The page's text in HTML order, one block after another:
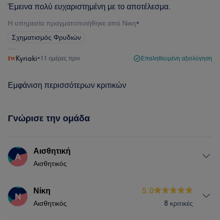
Έμεινα πολύ ευχαριστημένη με το αποτέλεσμα.
Η υπηρεσία πραγματοποιήθηκε από Νικη•
Σχηματισμός Φρυδιών
Kyriaki•11 ημέρες πριν Επαληθευμένη αξιολόγηση
Εμφάνιση περισσότερων κριτικών
Γνώρισε την ομάδα
Α Αισθητική
Αισθητικός
Υπηρεσίες
Ν Νίκη
Αισθητικός
5.0
8 κριτικές